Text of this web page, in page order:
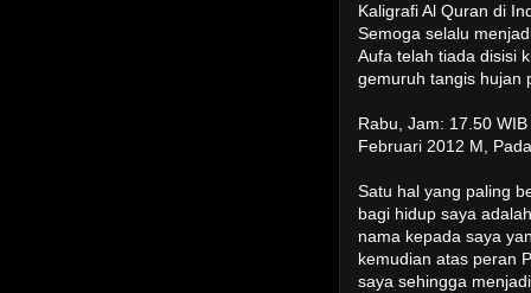
Kaligrafi Al Quran di
Semoga selalu
Aufa telah tiada disisi
gemuruh tangis hujan
Rabu, Jam: 17.50
Februari 2012 M,
Satu hal yang paling
bagi hidup saya
nama kepada saya
kemudian atas peran
saya sehingga